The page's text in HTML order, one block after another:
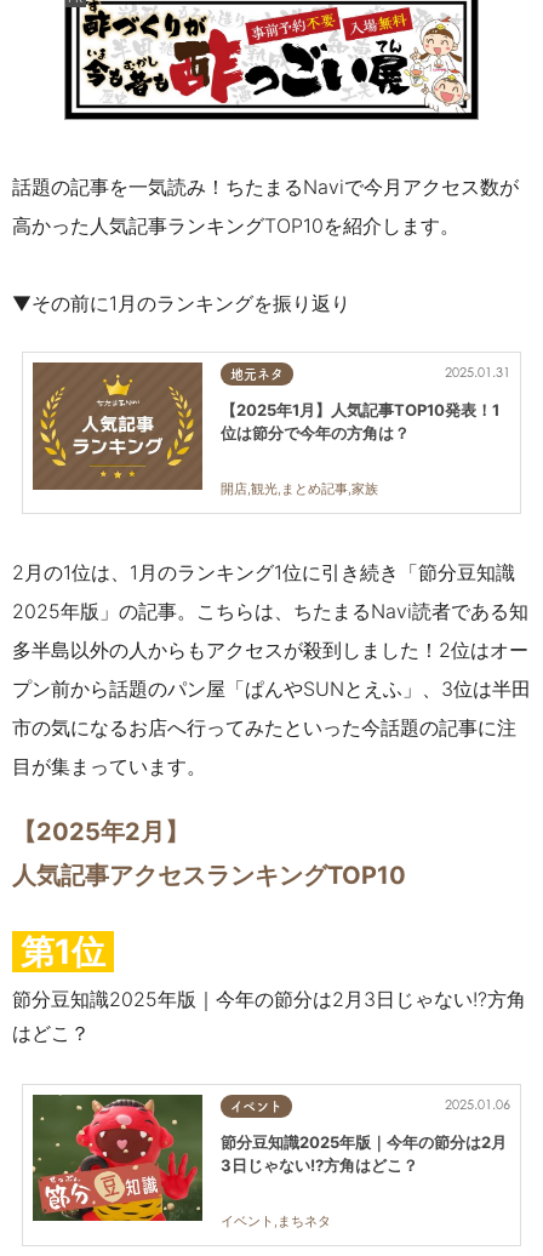
話題の記事を一気読み！ちたまるNaviで今月アクセス数が
高かった人気記事ランキングTOP10を紹介します。
▼その前に1月のランキングを振り返り
地元ネタ 2025.01.31
【2025年1月】人気記事TOP10発表！1
位は節分で今年の方角は？
開店,観光,まとめ記事,家族
2月の1位は、1月のランキング1位に引き続き「節分豆知識
2025年版」の記事。こちらは、ちたまるNavi読者である知
多半島以外の人からもアクセスが殺到しました！2位はオー
プン前から話題のパン屋「ぱんやSUNとえふ」、3位は半田
市の気になるお店へ行ってみた といった今話題の記事に注
目が集まっています。
【2025年2月】
人気記事アクセスランキングTOP10
第1位
節分豆知識2025年版｜今年の節分は2月3日じゃない!?方角
はどこ？
イベント 2025.01.06
節分豆知識2025年版｜今年の節分は2月
3日じゃない!?方角はどこ？
イベント,まちネタ